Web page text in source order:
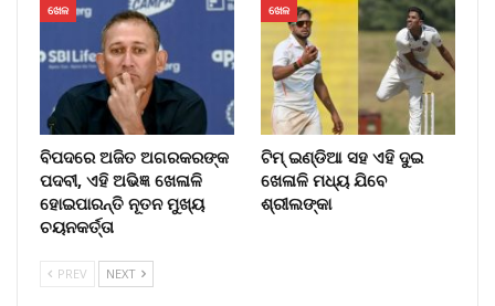
ଖେଳ
ବିପଦରେ ଅଜିତ ଅଗରକରଙ୍କ
ପଦବୀ, ଏହି ଅଭିଜ୍ଞ ଖେଳାଳି
ହୋଇପାରନ୍ତି ନୂତନ ମୁଖ୍ୟ
ଚୟନକର୍ତ୍ତା
ଖେଳ
ଟିମ୍ ଇଣ୍ଡିଆ ସହ ଏହି ଦୁଇ
ଖେଳାଳି ମଧ୍ୟ ଯିବେ
ଶ୍ରୀଲଙ୍କା
PREV NEXT